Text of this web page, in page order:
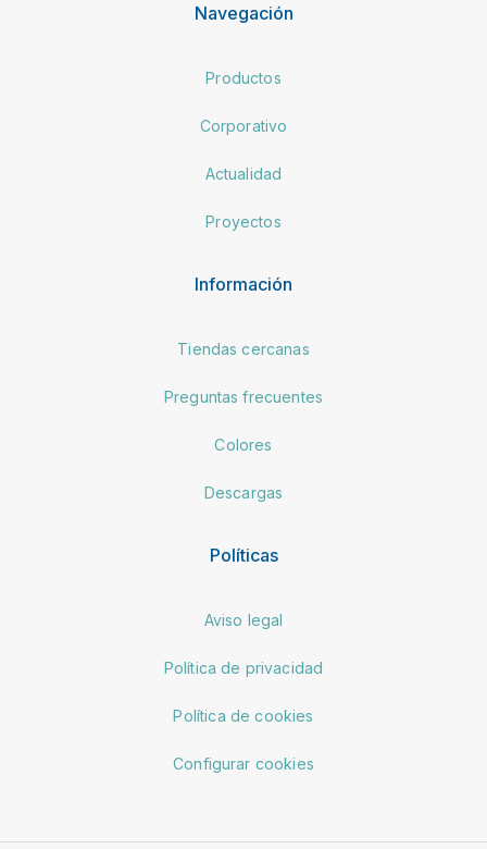
Navegación
Productos
Corporativo
Actualidad
Proyectos
Información
Tiendas cercanas
Preguntas frecuentes
Colores
Descargas
Políticas
Aviso legal
Política de privacidad
Política de cookies
Configurar cookies